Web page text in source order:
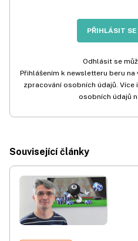
PŘIHLÁSIT
Odhlásit se
Přihlášením k newsletteru beru
zpracování osobních údajů.
osobních údajů
Související články